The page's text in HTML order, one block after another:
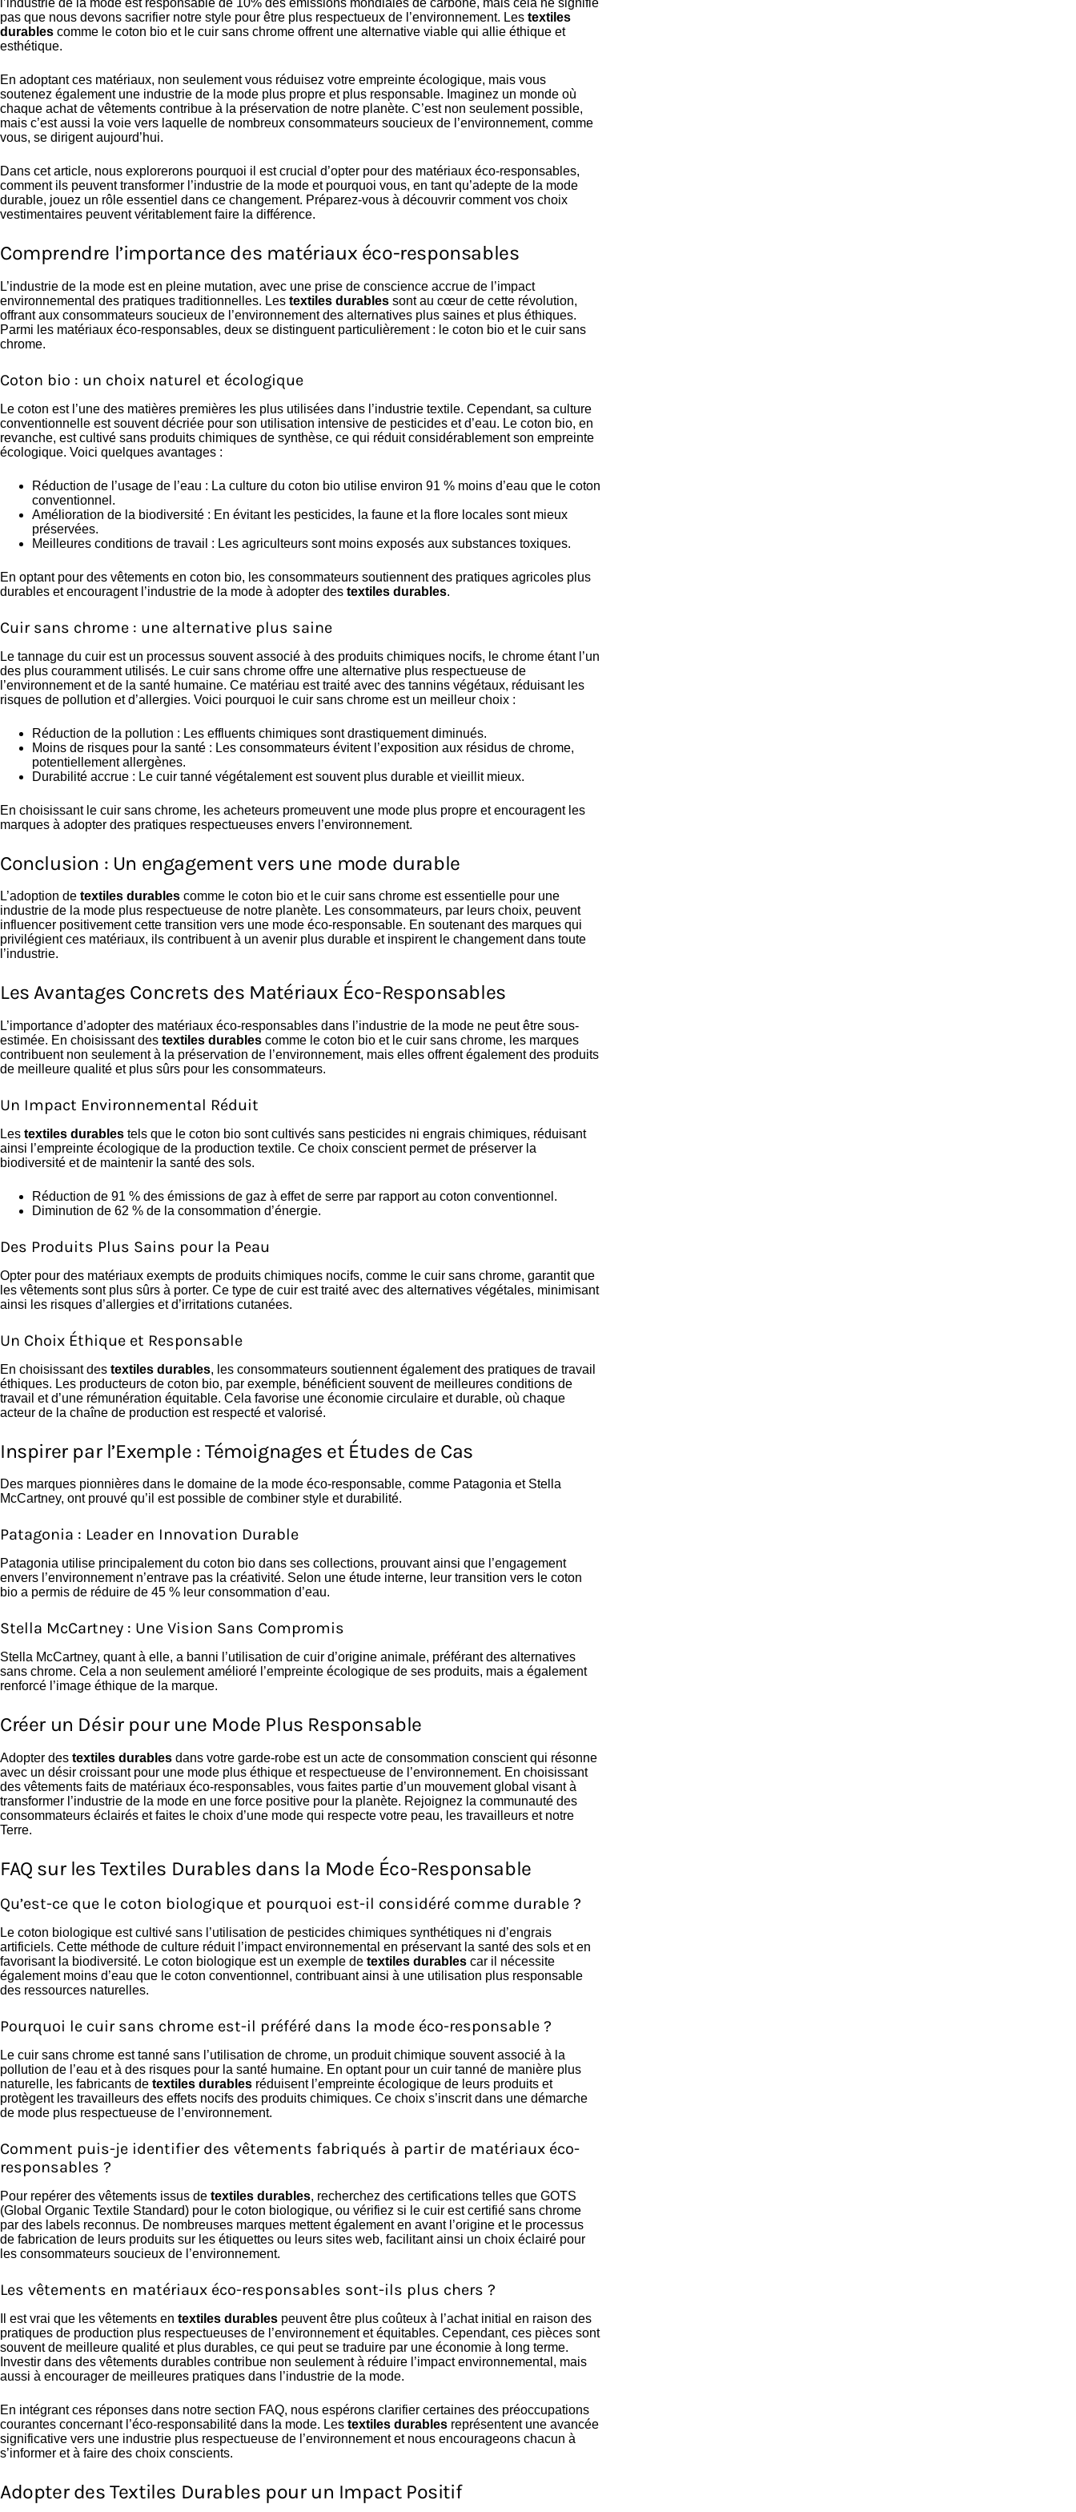
l’industrie de la mode est responsable de 10% des émissions mondiales de carbone, mais cela ne signifie
pas que nous devons sacrifier notre style pour être plus respectueux de l’environnement. Les textiles
durables comme le coton bio et le cuir sans chrome offrent une alternative viable qui allie éthique et
esthétique.
En adoptant ces matériaux, non seulement vous réduisez votre empreinte écologique, mais vous
soutenez également une industrie de la mode plus propre et plus responsable. Imaginez un monde où
chaque achat de vêtements contribue à la préservation de notre planète. C’est non seulement possible,
mais c’est aussi la voie vers laquelle de nombreux consommateurs soucieux de l’environnement, comme
vous, se dirigent aujourd’hui.
Dans cet article, nous explorerons pourquoi il est crucial d’opter pour des matériaux éco-responsables,
comment ils peuvent transformer l’industrie de la mode et pourquoi vous, en tant qu’adepte de la mode
durable, jouez un rôle essentiel dans ce changement. Préparez-vous à découvrir comment vos choix
vestimentaires peuvent véritablement faire la différence.
Comprendre l’importance des matériaux éco-responsables
L’industrie de la mode est en pleine mutation, avec une prise de conscience accrue de l’impact
environnemental des pratiques traditionnelles. Les textiles durables sont au cœur de cette révolution,
offrant aux consommateurs soucieux de l’environnement des alternatives plus saines et plus éthiques.
Parmi les matériaux éco-responsables, deux se distinguent particulièrement : le coton bio et le cuir sans
chrome.
Coton bio : un choix naturel et écologique
Le coton est l’une des matières premières les plus utilisées dans l’industrie textile. Cependant, sa culture
conventionnelle est souvent décriée pour son utilisation intensive de pesticides et d’eau. Le coton bio, en
revanche, est cultivé sans produits chimiques de synthèse, ce qui réduit considérablement son empreinte
écologique. Voici quelques avantages :
Réduction de l’usage de l’eau : La culture du coton bio utilise environ 91 % moins d’eau que le coton
conventionnel.
Amélioration de la biodiversité : En évitant les pesticides, la faune et la flore locales sont mieux
préservées.
Meilleures conditions de travail : Les agriculteurs sont moins exposés aux substances toxiques.
En optant pour des vêtements en coton bio, les consommateurs soutiennent des pratiques agricoles plus
durables et encouragent l’industrie de la mode à adopter des textiles durables.
Cuir sans chrome : une alternative plus saine
Le tannage du cuir est un processus souvent associé à des produits chimiques nocifs, le chrome étant l’un
des plus couramment utilisés. Le cuir sans chrome offre une alternative plus respectueuse de
l’environnement et de la santé humaine. Ce matériau est traité avec des tannins végétaux, réduisant les
risques de pollution et d’allergies. Voici pourquoi le cuir sans chrome est un meilleur choix :
Réduction de la pollution : Les effluents chimiques sont drastiquement diminués.
Moins de risques pour la santé : Les consommateurs évitent l’exposition aux résidus de chrome,
potentiellement allergènes.
Durabilité accrue : Le cuir tanné végétalement est souvent plus durable et vieillit mieux.
En choisissant le cuir sans chrome, les acheteurs promeuvent une mode plus propre et encouragent les
marques à adopter des pratiques respectueuses envers l’environnement.
Conclusion : Un engagement vers une mode durable
L’adoption de textiles durables comme le coton bio et le cuir sans chrome est essentielle pour une
industrie de la mode plus respectueuse de notre planète. Les consommateurs, par leurs choix, peuvent
influencer positivement cette transition vers une mode éco-responsable. En soutenant des marques qui
privilégient ces matériaux, ils contribuent à un avenir plus durable et inspirent le changement dans toute
l’industrie.
Les Avantages Concrets des Matériaux Éco-Responsables
L’importance d’adopter des matériaux éco-responsables dans l’industrie de la mode ne peut être sous-
estimée. En choisissant des textiles durables comme le coton bio et le cuir sans chrome, les marques
contribuent non seulement à la préservation de l’environnement, mais elles offrent également des produits
de meilleure qualité et plus sûrs pour les consommateurs.
Un Impact Environnemental Réduit
Les textiles durables tels que le coton bio sont cultivés sans pesticides ni engrais chimiques, réduisant
ainsi l’empreinte écologique de la production textile. Ce choix conscient permet de préserver la
biodiversité et de maintenir la santé des sols.
Réduction de 91 % des émissions de gaz à effet de serre par rapport au coton conventionnel.
Diminution de 62 % de la consommation d’énergie.
Des Produits Plus Sains pour la Peau
Opter pour des matériaux exempts de produits chimiques nocifs, comme le cuir sans chrome, garantit que
les vêtements sont plus sûrs à porter. Ce type de cuir est traité avec des alternatives végétales, minimisant
ainsi les risques d’allergies et d’irritations cutanées.
Un Choix Éthique et Responsable
En choisissant des textiles durables, les consommateurs soutiennent également des pratiques de travail
éthiques. Les producteurs de coton bio, par exemple, bénéficient souvent de meilleures conditions de
travail et d’une rémunération équitable. Cela favorise une économie circulaire et durable, où chaque
acteur de la chaîne de production est respecté et valorisé.
Inspirer par l’Exemple : Témoignages et Études de Cas
Des marques pionnières dans le domaine de la mode éco-responsable, comme Patagonia et Stella
McCartney, ont prouvé qu’il est possible de combiner style et durabilité.
Patagonia : Leader en Innovation Durable
Patagonia utilise principalement du coton bio dans ses collections, prouvant ainsi que l’engagement
envers l’environnement n’entrave pas la créativité. Selon une étude interne, leur transition vers le coton
bio a permis de réduire de 45 % leur consommation d’eau.
Stella McCartney : Une Vision Sans Compromis
Stella McCartney, quant à elle, a banni l’utilisation de cuir d’origine animale, préférant des alternatives
sans chrome. Cela a non seulement amélioré l’empreinte écologique de ses produits, mais a également
renforcé l’image éthique de la marque.
Créer un Désir pour une Mode Plus Responsable
Adopter des textiles durables dans votre garde-robe est un acte de consommation conscient qui résonne
avec un désir croissant pour une mode plus éthique et respectueuse de l’environnement. En choisissant
des vêtements faits de matériaux éco-responsables, vous faites partie d’un mouvement global visant à
transformer l’industrie de la mode en une force positive pour la planète. Rejoignez la communauté des
consommateurs éclairés et faites le choix d’une mode qui respecte votre peau, les travailleurs et notre
Terre.
FAQ sur les Textiles Durables dans la Mode Éco-Responsable
Qu’est-ce que le coton biologique et pourquoi est-il considéré comme durable ?
Le coton biologique est cultivé sans l’utilisation de pesticides chimiques synthétiques ni d’engrais
artificiels. Cette méthode de culture réduit l’impact environnemental en préservant la santé des sols et en
favorisant la biodiversité. Le coton biologique est un exemple de textiles durables car il nécessite
également moins d’eau que le coton conventionnel, contribuant ainsi à une utilisation plus responsable
des ressources naturelles.
Pourquoi le cuir sans chrome est-il préféré dans la mode éco-responsable ?
Le cuir sans chrome est tanné sans l’utilisation de chrome, un produit chimique souvent associé à la
pollution de l’eau et à des risques pour la santé humaine. En optant pour un cuir tanné de manière plus
naturelle, les fabricants de textiles durables réduisent l’empreinte écologique de leurs produits et
protègent les travailleurs des effets nocifs des produits chimiques. Ce choix s’inscrit dans une démarche
de mode plus respectueuse de l’environnement.
Comment puis-je identifier des vêtements fabriqués à partir de matériaux éco-
responsables ?
Pour repérer des vêtements issus de textiles durables, recherchez des certifications telles que GOTS
(Global Organic Textile Standard) pour le coton biologique, ou vérifiez si le cuir est certifié sans chrome
par des labels reconnus. De nombreuses marques mettent également en avant l’origine et le processus
de fabrication de leurs produits sur les étiquettes ou leurs sites web, facilitant ainsi un choix éclairé pour
les consommateurs soucieux de l’environnement.
Les vêtements en matériaux éco-responsables sont-ils plus chers ?
Il est vrai que les vêtements en textiles durables peuvent être plus coûteux à l’achat initial en raison des
pratiques de production plus respectueuses de l’environnement et équitables. Cependant, ces pièces sont
souvent de meilleure qualité et plus durables, ce qui peut se traduire par une économie à long terme.
Investir dans des vêtements durables contribue non seulement à réduire l’impact environnemental, mais
aussi à encourager de meilleures pratiques dans l’industrie de la mode.
En intégrant ces réponses dans notre section FAQ, nous espérons clarifier certaines des préoccupations
courantes concernant l’éco-responsabilité dans la mode. Les textiles durables représentent une avancée
significative vers une industrie plus respectueuse de l’environnement et nous encourageons chacun à
s’informer et à faire des choix conscients.
Adopter des Textiles Durables pour un Impact Positif